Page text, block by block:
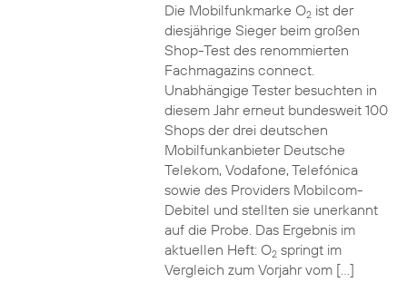
Die Mobilfunkmarke O2ist der
diesjährige Sieger beim großen
Shop-Test des renommierten
Fachmagazins connect.
Unabhängige Tester besuchten in
diesem Jahr erneut bundesweit 100
Shops der drei deutschen
Mobilfunkanbieter Deutsche
Telekom, Vodafone, Telefónica
sowie des Providers Mobilcom-
Debitel und stellten sie unerkannt
auf die Probe. Das Ergebnis im
aktuellen Heft: O2springt im
Vergleich zum Vorjahr vom […]